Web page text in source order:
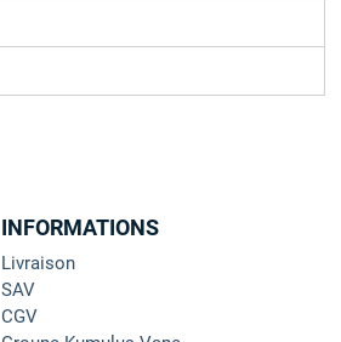
INFORMATIONS
Livraison
SAV
CGV